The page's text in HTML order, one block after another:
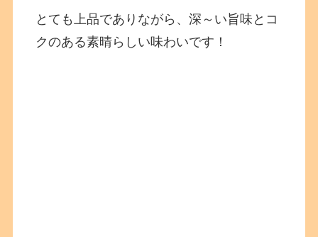
とても上品でありながら、深～い旨味とコ
クのある素晴らしい味わいです！